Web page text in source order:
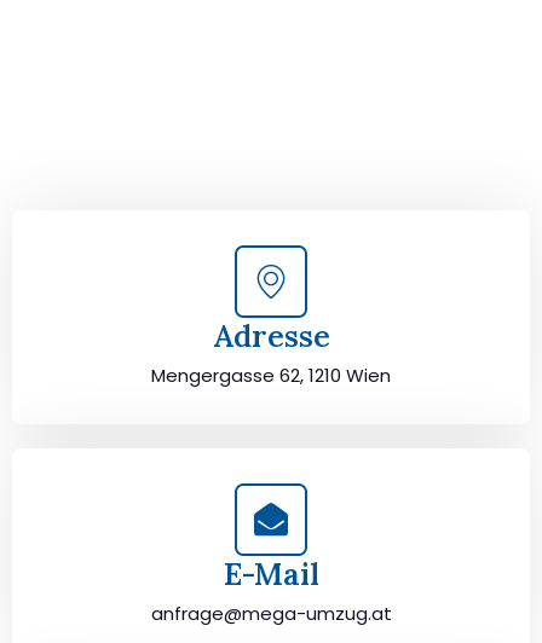
Adresse
Mengergasse 62, 1210 Wien
E-Mail
anfrage@mega-umzug.at